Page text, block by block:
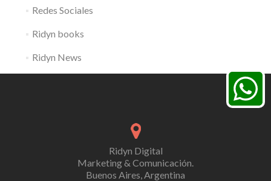
Redes Sociales
Ridyn books
Ridyn News
Ridyn Digital
Marketing & Comunicación.
Buenos Aires, Argentina